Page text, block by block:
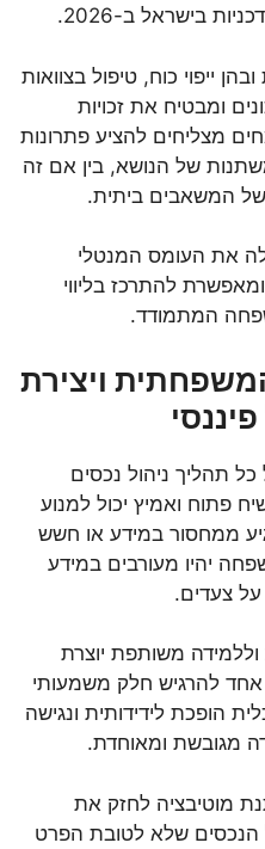
בישראל ב-2026.
ובהן ייפוי כוח, טיפול בצוואות
ומבטיח את זכויות
מצליחים להציע פתרונות
של הנושא, בין אם זה
של המשאבים ביתית.
את העומס המנטלי
להתרכז בליווי
המתמודד.
ויצירת
תהליך ניהול נכסים
פתוח ואמיץ יכול למנוע
ממחסור במידע או חשש
יהיו מעורבים במידע
על צעדים.
וללמידה משותפת יוצרת
להרגיש חלק משמעותי
הופכת לידידותית ונגישה
מגובשת ומאוחדת.
מוטיבציה לחזק את
הנכסים שלא לטובת הפרט